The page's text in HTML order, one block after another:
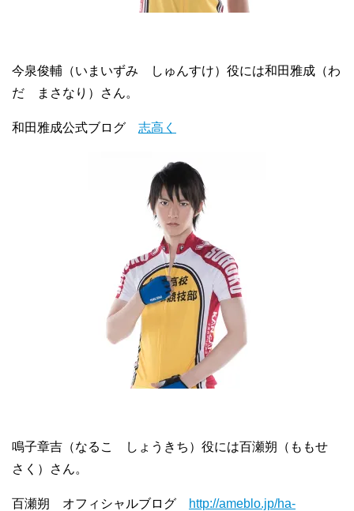
今泉俊輔（いまいずみ しゅんすけ）役には和田雅成（わ
だ まさなり）さん。
和田雅成公式ブログ 志高く
鳴子章吉（なるこ しょうきち）役には百瀬朔（ももせ
さく）さん。
百瀬朔 オフィシャルブログ
http://ameblo.jp/ha-